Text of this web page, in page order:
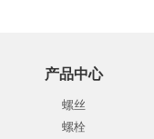
产品中心
螺丝
螺栓